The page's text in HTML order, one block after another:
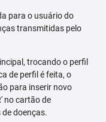
para o usuário do
transmitidas pelo
trocando o perfil
de perfil é feita, o
para inserir novo
no cartão de
doenças.